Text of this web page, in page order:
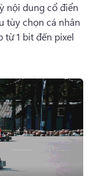
nội dung cổ điển
tùy chọn cá nhân
từ 1 bit đến pixel